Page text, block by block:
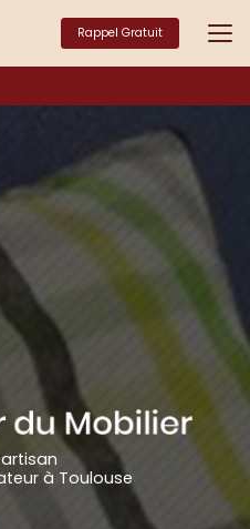
Rappel Gratuit
à Toulouse